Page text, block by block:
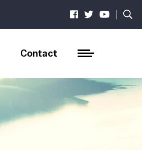
|
Contact